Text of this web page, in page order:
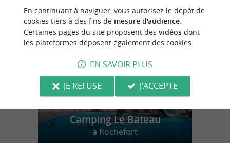
n
o
t
r
e
c
o
u
p
d
e
c
o
e
u
r
Camping Le Bateau
à Rochefort
En continuant à naviguer, vous autorisez le dépôt de
cookies tiers à des fins de mesure d'audience.
Certaines pages du site proposent des vidéosdont
les plateformes déposent également des cookies.
EN SAVOIR PLUS
JE REFUSE
J'ACCEPTE